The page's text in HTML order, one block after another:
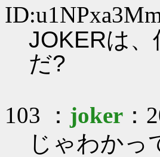
JOKERは
だ?
103 ： joker ：
じゃわかっ